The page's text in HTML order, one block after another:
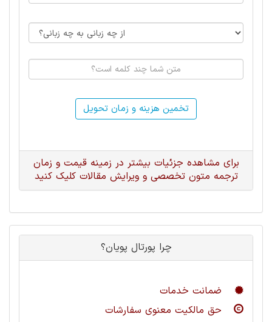
تخمین هزینه و زمان تحویل
برای مشاهده جزئیات بیشتر در زمینه قیمت و زمان
ترجمه متون تخصصی و ویرایش مقالات کلیک کنید
چرا پورتال پویان؟
ضمانت خدمات
حق مالکیت معنوی سفارشات